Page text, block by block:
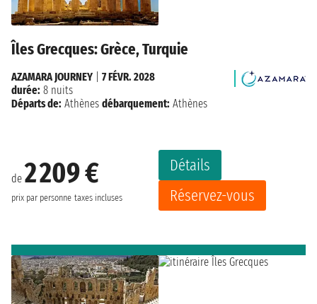
Îles Grecques: Grèce, Turquie
de 2 209 €
prix par personne taxes incluses
Détails
Réservez-vous
AZAMARA JOURNEY
7 FÉVR. 2028
durée: 8 nuits
Départs de: Athènes débarquement: Athènes